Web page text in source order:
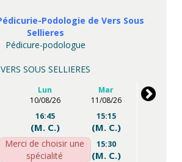
Podologie de Vers Sous
Sellieres
Pédicure-podologue
VERS SOUS SELLIERES
Lun
10/08/26
Mar
11/08/26
Merci de choisir une
spécialité
16:45
(M. C.)
17:00
(M. C.)
15:15
(M. C.)
15:30
(M. C.)